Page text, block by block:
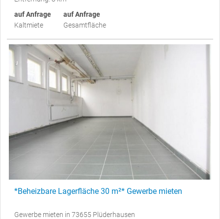
auf Anfrage
Kaltmiete
auf Anfrage
Gesamtfläche
*Beheizbare Lagerfläche 30 m²* Gewerbe mieten
Gewerbe mieten in 73655 Plüderhausen